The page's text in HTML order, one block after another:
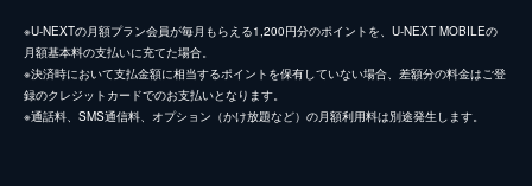
※U-NEXTの月額プラン会員が毎月もらえる1,200円分のポイントを、U-NEXT MOBILEの
月額基本料の支払いに充てた場合。
※決済時において支払金額に相当するポイントを保有していない場合、差額分の料金はご登
録のクレジットカードでのお支払いとなります。
※通話料、SMS通信料、オプション（かけ放題など）の月額利用料は別途発生します。